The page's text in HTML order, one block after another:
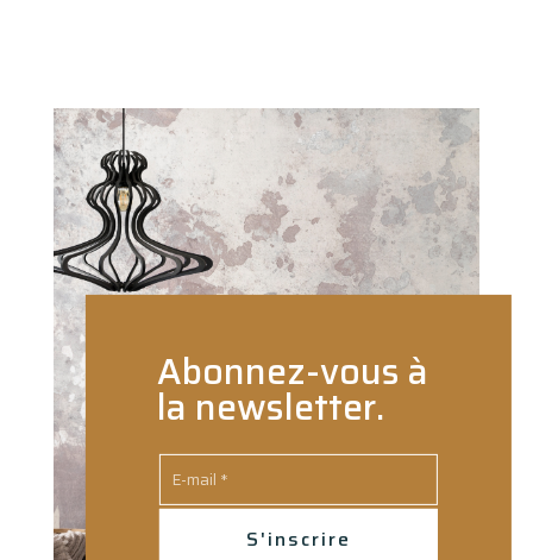
Abonnez-vous à
la newsletter.
S'inscrire